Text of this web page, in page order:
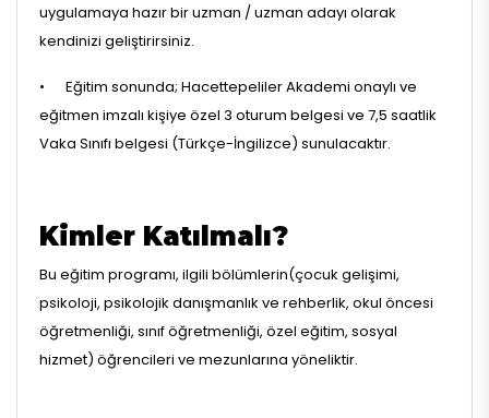
uygulamaya hazır bir uzman / uzman adayı olarak
kendinizi geliştirirsiniz.
•
Eğitim sonunda; Hacettepeliler Akademi onaylı ve
eğitmen imzalı kişiye özel 3 oturum belgesi ve 7,5 saatlik
Vaka Sınıfı belgesi (Türkçe-İngilizce) sunulacaktır.
Kimler Katılmalı?
Bu eğitim programı, ilgili bölümlerin(çocuk gelişimi,
psikoloji, psikolojik danışmanlık ve rehberlik, okul öncesi
öğretmenliği, sınıf öğretmenliği, özel eğitim, sosyal
hizmet) öğrencileri ve mezunlarına yöneliktir.